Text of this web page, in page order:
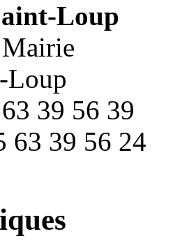
Loup
Loup
39 56 39
63 39 56 24